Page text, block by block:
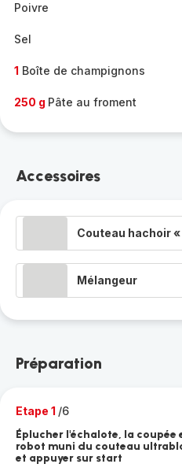
Poivre
Sel
1 Boîte de champignons
250 g Pâte au froment
Accessoires
Couteau hachoir
Mélangeur
Préparation
Etape 1 /6
Éplucher l'échalote, la coupée
robot muni du couteau
et appuyer sur start